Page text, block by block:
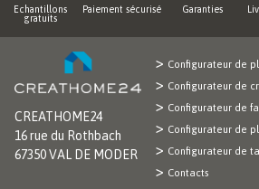
Echantillons
gratuits
Paiement sécurisé Garanties
CREATHOME24
16 rue du Rothbach
67350 VAL DE MODER
Configurateur de
Configurateur de
Configurateur de
Configurateur de
Configurateur de
Contacts